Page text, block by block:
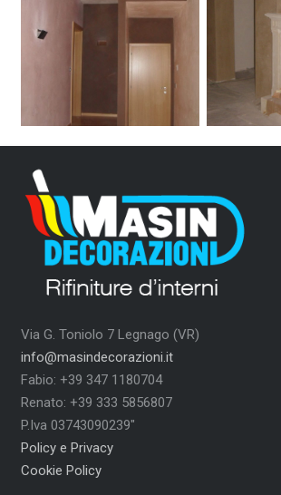
Via G. Toniolo 7 Legnago (VR)
info@masindecorazioni.it
Fabio: +39 347 1180704
Renato: +39 333 5856807
P.Iva 03743090239″
Policy e Privacy
Cookie Policy